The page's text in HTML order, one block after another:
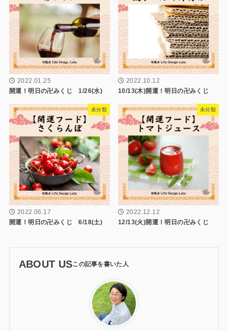
2022.01.25
開運！明日の卍みくじ 1/26(水)
2022.10.12
10/13(木)開運！明日の卍みくじ
未分類
2022.06.17
開運！明日の卍みくじ 6/18(土)
未分類
2022.12.12
12/13(火)開運！明日の卍みくじ
ABOUT US